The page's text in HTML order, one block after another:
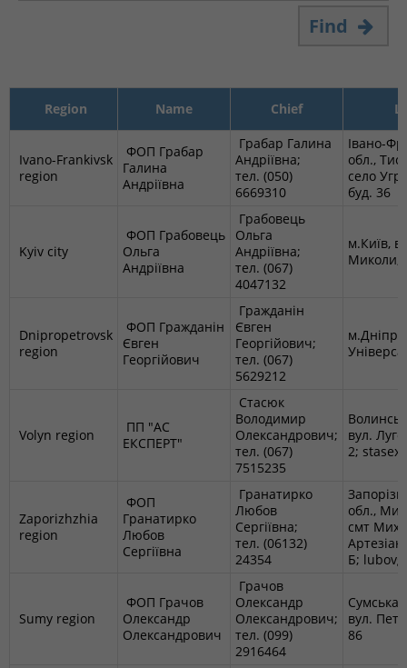
Find
Region Name Chief
Ivano-Frankivsk
region
ФОП Грабар
Галина
Андріївна
Грабар Галина
Андріївна;
тел. (050)
6669310
Івано-
обл.,
село
буд. 36
Kyiv city
ФОП Грабовець
Ольга
Андріївна
Грабовець
Ольга
Андріївна;
тел. (067)
4047132
м.Київ,
Миколи,
Dnipropetrovsk
region
ФОП Гражданін
Євген
Георгійович
Гражданін
Євген
Георгійович;
тел. (067)
5629212
Volyn region
ПП "АС
ЕКСПЕРТ"
Стасюк
Володимир
Олександрович;
тел. (067)
7515235
вул.
2;
Zaporizhzhia
region
ФОП
Гранатирко
Любов
Сергіївна
Гранатирко
Любов
Сергіївна;
тел. (06132)
24354
обл.,
смт
Б;
Sumy region
ФОП Грачов
Олександр
Олександрович
Грачов
Олександр
Олександрович;
тел. (099)
2916464
Сумська
вул.
86